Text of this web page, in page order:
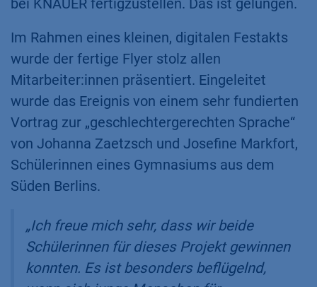
Im Rahmen eines kleinen, digitalen Festakts
wurde der fertige Flyer stolz allen
Mitarbeiter:innen präsentiert. Eingeleitet
wurde das Ereignis von einem sehr fundierten
Vortrag zur „geschlechtergerechten Sprache“
von Johanna Zaetzsch und Josefine Markfort,
Schülerinnen eines Gymnasiums aus dem
Süden Berlins.
„Ich freue mich sehr, dass wir beide
Schülerinnen für dieses Projekt gewinnen
konnten. Es ist besonders beflügelnd,